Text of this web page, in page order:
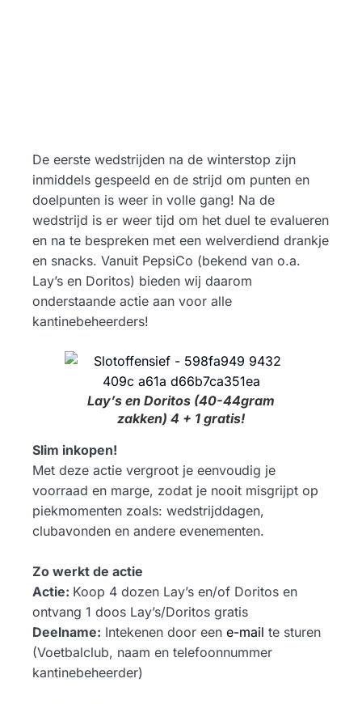
De eerste wedstrijden na de winterstop zijn
inmiddels gespeeld en de strijd om punten en
doelpunten is weer in volle gang! Na de
wedstrijd is er weer tijd om het duel te evalueren
en na te bespreken met een welverdiend drankje
en snacks. Vanuit PepsiCo (bekend van o.a.
Lay’s en Doritos) bieden wij daarom
onderstaande actie aan voor alle
kantinebeheerders!
Lay’s en Doritos (40-44gram
zakken) 4 + 1 gratis!
Slim inkopen!
Met deze actie vergroot je eenvoudig je
voorraad en marge, zodat je nooit misgrijpt op
piekmomenten zoals: wedstrijddagen,
clubavonden en andere evenementen.
Zo werkt de actie
Actie: Koop 4 dozen Lay’s en/of Doritos en
ontvang 1 doos Lay’s/Doritos gratis
Deelname: Intekenen door een e-mail te sturen
(Voetbalclub, naam en telefoonnummer
kantinebeheerder)